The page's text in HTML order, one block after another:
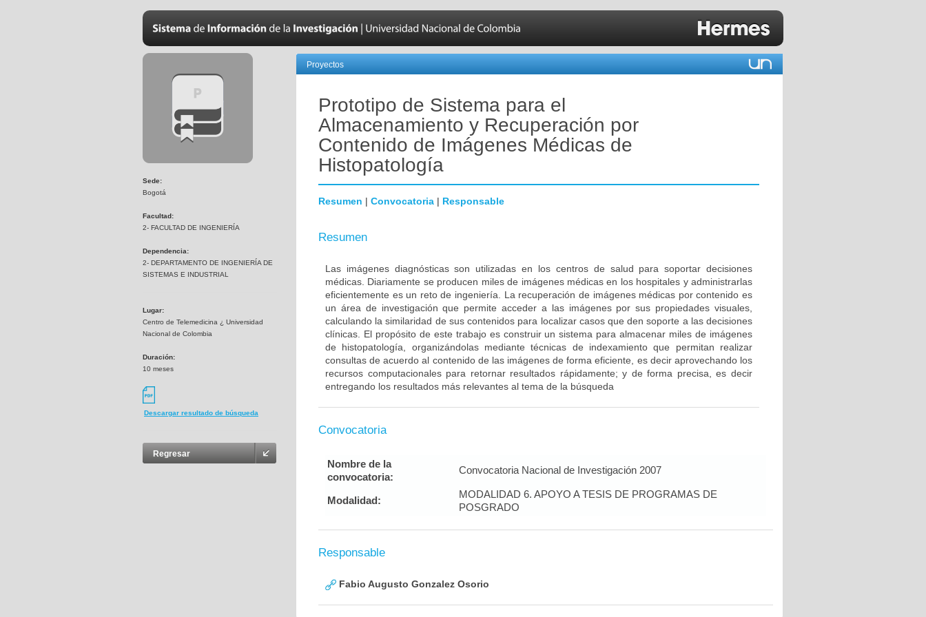
Sede:
Bogotá
Facultad:
2- FACULTAD DE INGENIERÍA
Dependencia:
2- DEPARTAMENTO DE INGENIERÍA DE
SISTEMAS E INDUSTRIAL
Lugar:
Centro de Telemedicina ¿ Universidad
Nacional de Colombia
Duración:
10 meses
Descargar resultado de búsqueda
Regresar
Proyectos
Prototipo de Sistema para el
Almacenamiento y Recuperación por
Contenido de Imágenes Médicas de
Histopatología
Resumen | Convocatoria | Responsable
Resumen
Las imágenes diagnósticas son utilizadas en los centros de salud para soportar decisiones
médicas. Diariamente se producen miles de imágenes médicas en los hospitales y administrarlas
eficientemente es un reto de ingeniería. La recuperación de imágenes médicas por contenido es
un área de investigación que permite acceder a las imágenes por sus propiedades visuales,
calculando la similaridad de sus contenidos para localizar casos que den soporte a las decisiones
clínicas. El propósito de este trabajo es construir un sistema para almacenar miles de imágenes
de histopatología, organizándolas mediante técnicas de indexamiento que permitan realizar
consultas de acuerdo al contenido de las imágenes de forma eficiente, es decir aprovechando los
recursos computacionales para retornar resultados rápidamente; y de forma precisa, es decir
entregando los resultados más relevantes al tema de la búsqueda
Convocatoria
Nombre de la
convocatoria:
Convocatoria Nacional de Investigación 2007
Modalidad:
MODALIDAD 6. APOYO A TESIS DE PROGRAMAS DE
POSGRADO
Responsable
Fabio Augusto Gonzalez Osorio